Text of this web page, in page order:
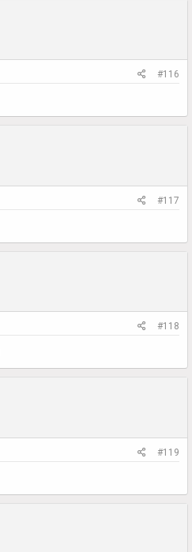
#116
#117
#118
#119